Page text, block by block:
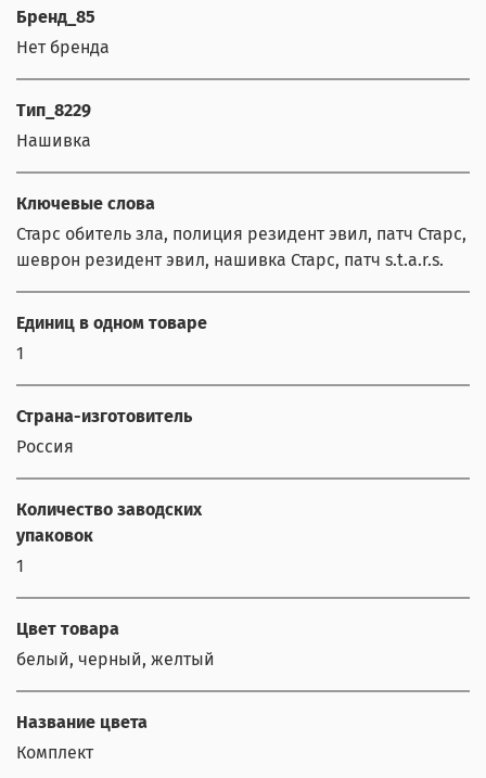
Бренд_85
Нет бренда
Тип_8229
Нашивка
Ключевые слова
Старс обитель зла, полиция резидент эвил, патч Старс,
шеврон резидент эвил, нашивка Старс, патч s.t.a.r.s.
Единиц в одном товаре
1
Страна-изготовитель
Россия
Количество заводских
упаковок
1
Цвет товара
белый, черный, желтый
Название цвета
Комплект